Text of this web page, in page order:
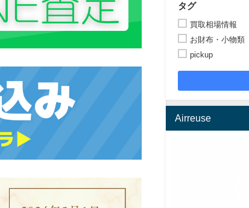
タグ
買取相場情報
お財布・小物類
pickup
Airreuse